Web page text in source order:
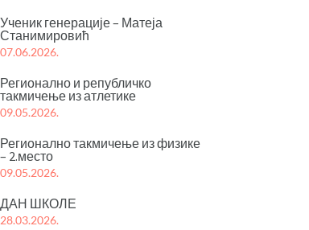
Ученик генерације – Матеја
Станимировић
07.06.2026.
Регионално и републичко
такмичење из атлетике
09.05.2026.
Регионално такмичење из физике
– 2.место
09.05.2026.
ДАН ШКОЛЕ
28.03.2026.